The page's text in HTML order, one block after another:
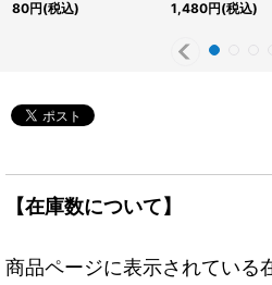
《RDモンスター》
80円(税込)
《RDモンスター》
1,480円(税込)
【在庫数について】
商品ページに表示されている